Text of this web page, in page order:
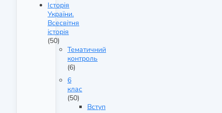
Історія
України.
Всесвітня
історія
(50)
Тематичний
контроль
(6)
6
клас
(50)
Вступ